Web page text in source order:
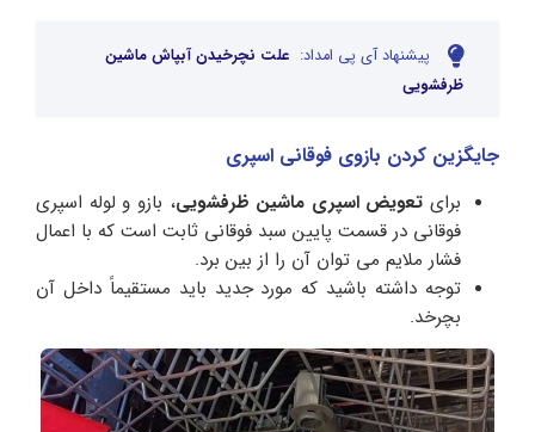
پیشنهاد آی پی امداد: علت نچرخیدن آبپاش ماشین
ظرفشویی
جایگزین کردن بازوی فوقانی اسپری
برای تعویض اسپری ماشین ظرفشویی، بازو و لوله اسپری
فوقانی در قسمت پایین سبد فوقانی ثابت است که با اعمال
فشار ملایم می توان آن را از بین برد.
توجه داشته باشید که مورد جدید باید مستقیماً داخل آن
بچرخد.